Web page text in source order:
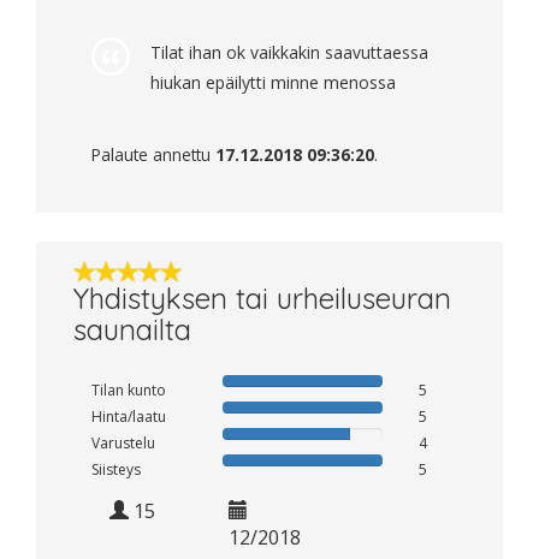
Tilat ihan ok vaikkakin saavuttaessa
hiukan epäilytti minne menossa
Palaute annettu 17.12.2018 09:36:20.
Yhdistyksen tai urheiluseuran
saunailta
Tilan kunto
5
Hinta/laatu
5
Varustelu
4
Siisteys
5
15
12/2018